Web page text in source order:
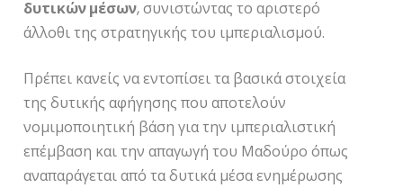
δυτικών μέσων, συνιστώντας το αριστερό
άλλοθι της στρατηγικής του ιμπεριαλισμού.
Πρέπει κανείς να εντοπίσει τα βασικά στοιχεία
της δυτικής αφήγησης που αποτελούν
νομιμοποιητική βάση για την ιμπεριαλιστική
επέμβαση και την απαγωγή του Μαδούρο όπως
αναπαράγεται από τα δυτικά μέσα ενημέρωσης